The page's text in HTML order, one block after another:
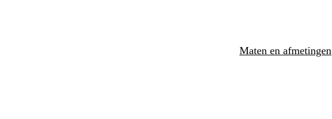
u
u
Maten en afmetingen